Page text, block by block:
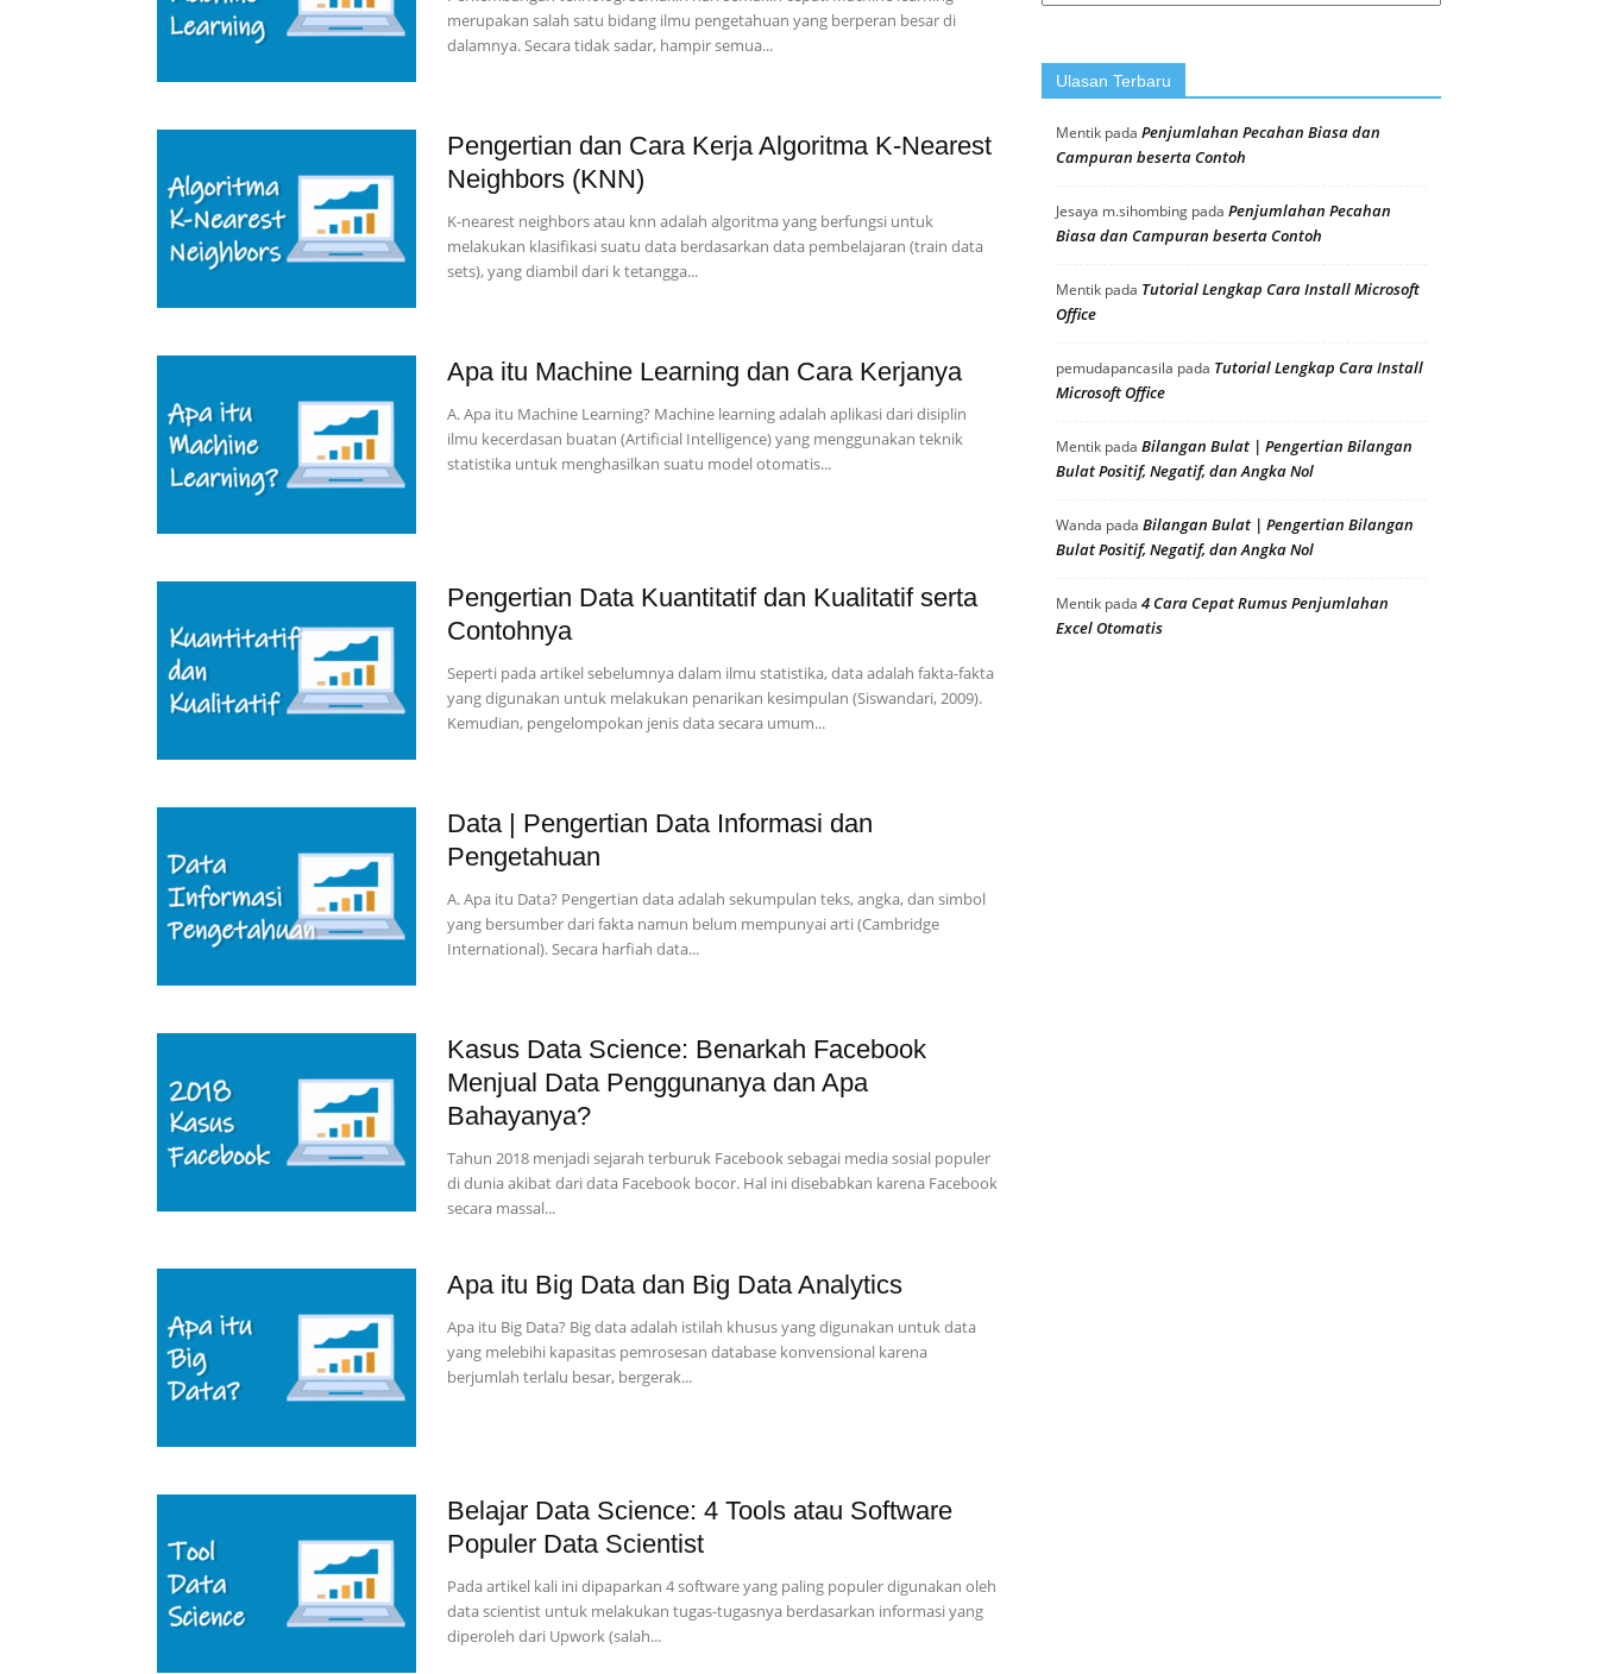
merupakan salah satu bidang ilmu pengetahuan yang berperan besar di
dalamnya. Secara tidak sadar, hampir semua...
Pengertian dan Cara Kerja Algoritma K-Nearest
Neighbors (KNN)
K-nearest neighbors atau knn adalah algoritma yang berfungsi untuk
melakukan klasifikasi suatu data berdasarkan data pembelajaran (train data
sets), yang diambil dari k tetangga...
Apa itu Machine Learning dan Cara Kerjanya
A. Apa itu Machine Learning? Machine learning adalah aplikasi dari disiplin
ilmu kecerdasan buatan (Artificial Intelligence) yang menggunakan teknik
statistika untuk menghasilkan suatu model otomatis...
Pengertian Data Kuantitatif dan Kualitatif serta
Contohnya
Seperti pada artikel sebelumnya dalam ilmu statistika, data adalah fakta-fakta
yang digunakan untuk melakukan penarikan kesimpulan (Siswandari, 2009).
Kemudian, pengelompokan jenis data secara umum...
Data | Pengertian Data Informasi dan
Pengetahuan
A. Apa itu Data? Pengertian data adalah sekumpulan teks, angka, dan simbol
yang bersumber dari fakta namun belum mempunyai arti (Cambridge
International). Secara harfiah data...
Kasus Data Science: Benarkah Facebook
Menjual Data Penggunanya dan Apa
Bahayanya?
Tahun 2018 menjadi sejarah terburuk Facebook sebagai media sosial populer
di dunia akibat dari data Facebook bocor. Hal ini disebabkan karena Facebook
secara massal...
Apa itu Big Data dan Big Data Analytics
Apa itu Big Data? Big data adalah istilah khusus yang digunakan untuk data
yang melebihi kapasitas pemrosesan database konvensional karena
berjumlah terlalu besar, bergerak...
Belajar Data Science: 4 Tools atau Software
Populer Data Scientist
Pada artikel kali ini dipaparkan 4 software yang paling populer digunakan oleh
data scientist untuk melakukan tugas-tugasnya berdasarkan informasi yang
diperoleh dari Upwork (salah...
Ulasan Terbaru
Mentik pada Penjumlahan Pecahan Biasa dan
Campuran beserta Contoh
Jesaya m.sihombing pada Penjumlahan Pecahan
Biasa dan Campuran beserta Contoh
Mentik pada Tutorial Lengkap Cara Install Microsoft
Office
pemudapancasila pada Tutorial Lengkap Cara Install
Microsoft Office
Mentik pada Bilangan Bulat | Pengertian Bilangan
Bulat Positif, Negatif, dan Angka Nol
Wanda pada Bilangan Bulat | Pengertian Bilangan
Bulat Positif, Negatif, dan Angka Nol
Mentik pada 4 Cara Cepat Rumus Penjumlahan
Excel Otomatis